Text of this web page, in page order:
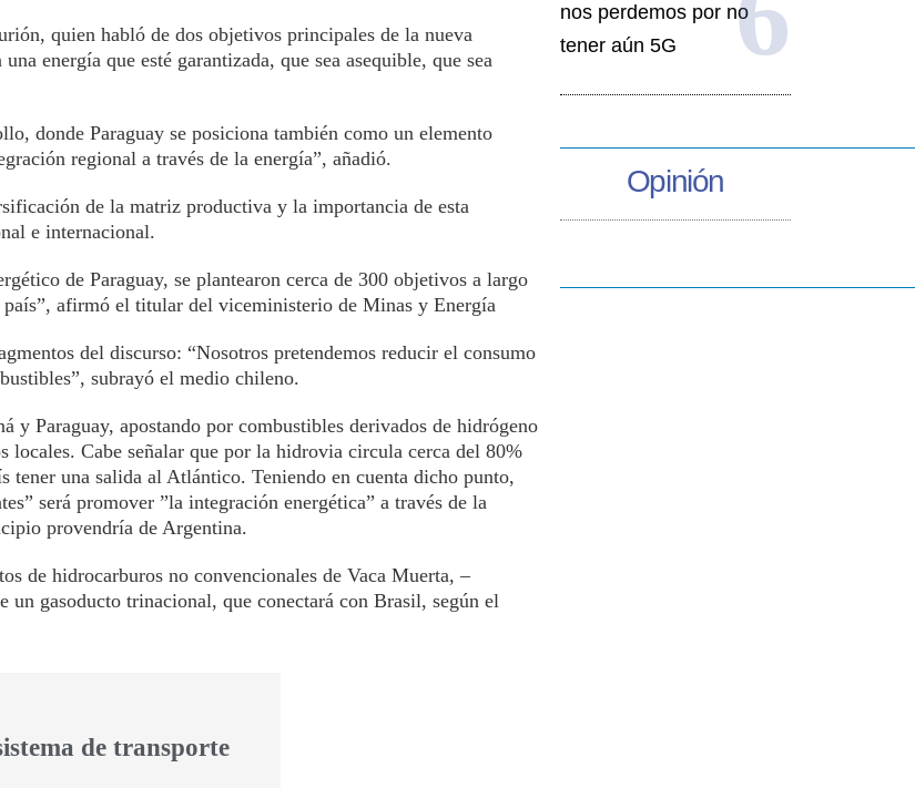
quien habló de dos objetivos principales de la nueva
energía que esté garantizada, que sea asequible, que sea
donde Paraguay se posiciona también como un elemento
regional a través de la energía”, añadió.
de la matriz productiva y la importancia de esta
e internacional.
de Paraguay, se plantearon cerca de 300 objetivos a largo
afirmó el titular del viceministerio de Minas y Energía
del discurso: “Nosotros pretendemos reducir el consumo
subrayó el medio chileno.
y Paraguay, apostando por combustibles derivados de hidrógeno
locales. Cabe señalar que por la hidrovia circula cerca del 80%
tener una salida al Atlántico. Teniendo en cuenta dicho punto,
será promover ”la integración energética” a través de la
provendría de Argentina.
de hidrocarburos no convencionales de Vaca Muerta, –
gasoducto trinacional, que conectará con Brasil, según el
de transporte
nos perdemos por no
tener aún 5G
Opinión